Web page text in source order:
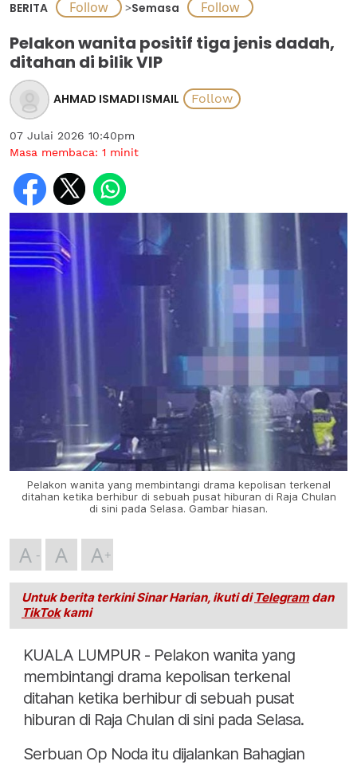
BERITA >Semasa
Pelakon wanita positif tiga jenis dadah,
ditahan di bilik VIP
AHMAD ISMADI ISMAIL
07 Julai 2026 10:40pm
Masa membaca: 1 minit
Pelakon wanita yang membintangi drama kepolisan terkenal
ditahan ketika berhibur di sebuah pusat hiburan di Raja Chulan
di sini pada Selasa. Gambar hiasan.
A A A
Untuk berita terkini Sinar Harian, ikuti di Telegramdan
TikTokkami
KUALA LUMPUR - Pelakon wanita yang
membintangi drama kepolisan terkenal
ditahan ketika berhibur di sebuah pusat
hiburan di Raja Chulan di sini pada Selasa.
Serbuan Op Noda itu dijalankan Bahagian